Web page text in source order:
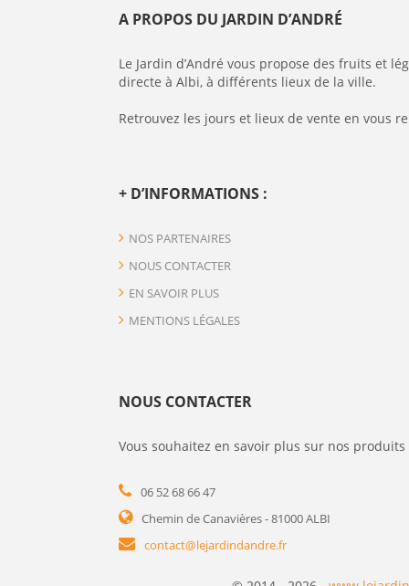
A PROPOS DU JARDIN D’ANDRÉ
Le Jardin d’André vous propose des fruits et
directe à Albi, à différents lieux de la ville.
Retrouvez les jours et lieux de vente en vous
+ D’INFORMATIONS :
NOS PARTENAIRES
NOUS CONTACTER
EN SAVOIR PLUS
MENTIONS LÉGALES
NOUS CONTACTER
Vous souhaitez en savoir plus sur nos
06 52 68 66 47
Chemin de Canavières - 81000 ALBI
contact@lejardindandre.fr